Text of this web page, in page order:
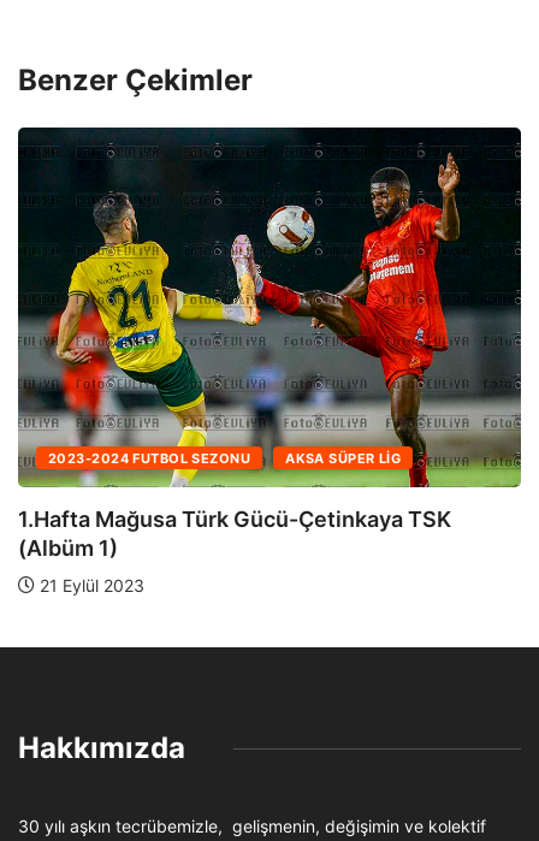
Benzer Çekimler
SÜPER LIG
TSK
2024-2025 FUTBOL SEZONU A2
28.Hafta Lapta TBSK-Küçük
Hakkımızda
30 yılı aşkın tecrübemizle, gelişmenin, değişimin ve kolektif